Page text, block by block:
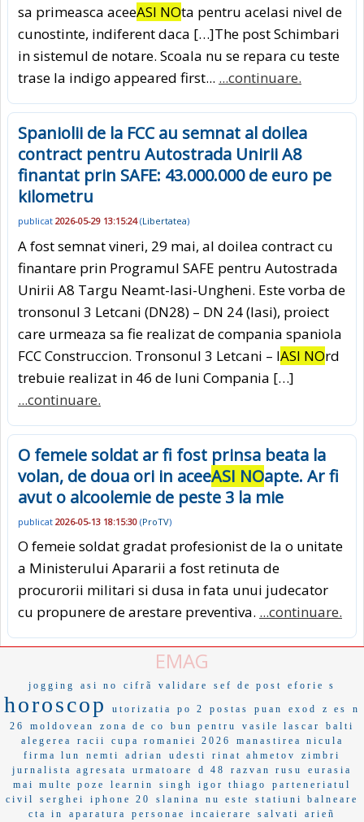
sa primeasca aceeASI NOta pentru acelasi nivel de
cunostinte, indiferent daca […]The post Schimbari
in sistemul de notare. Scoala nu se repara cu teste
trase la indigo appeared first... ...continuare.
Spaniolii de la FCC au semnat al doilea
contract pentru Autostrada Unirii A8
finantat prin SAFE: 43.000.000 de euro pe
kilometru
publicat 2026-05-29 13:15:24(Libertatea)
A fost semnat vineri, 29 mai, al doilea contract cu
finantare prin Programul SAFE pentru Autostrada
Unirii A8 Targu Neamt-Iasi-Ungheni. Este vorba de
tronsonul 3 Letcani (DN28) – DN 24 (Iasi), proiect
care urmeaza sa fie realizat de compania spaniola
FCC Construccion. Tronsonul 3 Letcani – IASI NOrd
trebuie realizat in 46 de luni Compania […]
...continuare.
O femeie soldat ar fi fost prinsa beata la
volan, de doua ori in aceeASI NOapte. Ar fi
avut o alcoolemie de peste 3 la mie
publicat 2026-05-13 18:15:30 (ProTV)
O femeie soldat gradat profesionist de la o unitate
a Ministerului Apararii a fost retinuta de
procurorii militari si dusa in fata unui judecator
cu propunere de arestare preventiva. ...continuare.
EMAG
jogging asi no cifrã validare sef de post eforie s
horoscop utorizatia po 2 postas puan exod z es
n
26
moldovean zona de co bun pentru vasile lascar
balti
alegerea
racii cupa romaniei 2026
manastirea nicula
firma lun
nemti adrian udesti rinat ahmetov
zimbri
jurnalista agresata
urmatoare d 48 razvan rusu
eurasia
mai multe poze
learnin singh igor thiago
parteneriatul
civil
serghei iphone 20 slanina nu este
statiuni balneare
cta in
aparatura personae incaierare salvati arieñ